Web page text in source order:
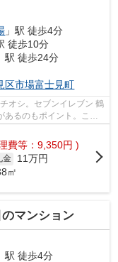
」駅 徒歩4分
徒歩10分
駅 徒歩24分
区市場富士見町
オシ。セブンイレブン 鶴
あるのもポイント。こち
費等：9,350円 )
金
11万円
㎡
マンション
駅 徒歩4分